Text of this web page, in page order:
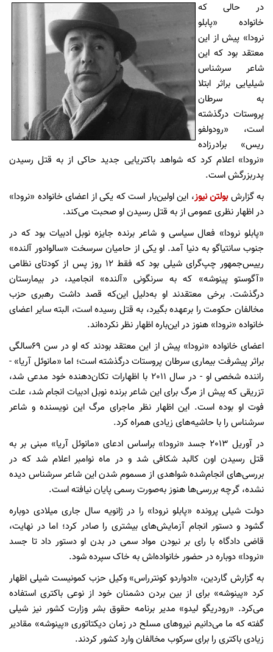
در حالی که
خانواده «پابلو
نرودا» پیش از این
معتقد بود که این
شاعر سرشناس
شیلیایی براثر ابتلا
به سرطان
پروستات درگذشته
است، «رودولفو
ریس» برادرزاده
«نرودا» اعلام کرد که شواهد باکتریایی جدید حاکی از به قتل رسیدن
پدربزرگش است.
به گزارشبولتن نیوز، این اولین‌بار است که یکی از اعضای خانواده «نرودا»
در اظهار نظری عمومی از به قتل رسیدن او صحبت می‌کند.
«پابلو نرودا» فعال سیاسی و شاعر برنده‌ جایزه‌ نوبل ادبیات بود که در
جنوب سانتیاگو به دنیا آمد. او یکی از حامیان سرسخت «سالوادور آلنده»
رییس‌جمهور چپ‌گرای شیلی بود که فقط ‌12 روز پس از کودتای نظامی
«آگوستو پینوشه» که به سرنگونی «آلنده» انجامید‌، در بیمارستان
درگذشت. برخی معتقدند او به‌دلیل این‌که قصد داشت رهبری حزب
مخالفان حکومت را برعهده بگیرد، به قتل رسیده است، البته سایر اعضای
خانواده «نرودا» هنوز در این‌باره اظهار نظر نکرده‌اند.
اعضای خانواده‌ «نرودا» پیش از این معتقد بودند که او در سن 69سالگی
براثر پیشرفت بیماری سرطان پروستات درگذشته است؛ اما «مانوئل آریا» -
راننده شخصی او - در سال 2011 با اظهارات تکان‌دهنده‌ خود مدعی شد،
تزریقی که پیش از مرگ برای این شاعر برنده‌ نوبل ادبیات انجام شد،‌ علت
فوت او بوده است. این اظهار نظر ماجرای مرگ این نویسنده و شاعر
سرشناس را با حاشیه‌های زیادی همراه کرد.
در آوریل 2013 جسد «نرودا» براساس ادعای «مانوئل آریا» مبنی بر به
قتل رسیدن اون کالبد شکافی شد و در ماه نوامبر اعلام شد که در
بررسی‌های انجام‌شده شواهدی از مسموم شدن این شاعر سرشناس دیده
نشده، گرچه بررسی‌ها هنوز به‌صورت رسمی پایان نیافته است.
دولت شیلی پرونده «پابلو نرودا» را در ژانویه سال جاری میلادی دوباره
گشود و دستور انجام آزمایش‌های بیشتری را صادر کرد؛ اما در نهایت،
قاضی دادگاه با رای بر نبودن مواد سمی در بدن او دستور داد تا جسد
«نرودا» دوباره در حضور خانواده‌اش به خاک سپرده شود.
به گزارش گاردین، «ادواردو کونترراس» وکیل حزب کمونیست شیلی اظهار
کرد «پینوشه» برای از بین بردن دشمنان خود از نوعی باکتری استفاده
می‌کرد. «رودریگو لیدو» مدیر برنامه حقوق بشر وزارت کشور نیز شیلی
گفته که ما می‌دانیم نیروهای مسلح در زمان دیکتاتوری «پینوشه» مقادیر
زیادی باکتری را برای سرکوب مخالفان وارد کشور کردند.